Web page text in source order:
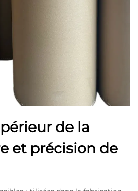
de la
et précision de